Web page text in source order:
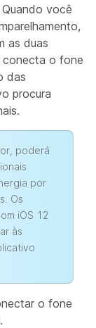
você
as duas
conecta o fone
das
procura
poderá
por
Os
iOS 12
às
o fone